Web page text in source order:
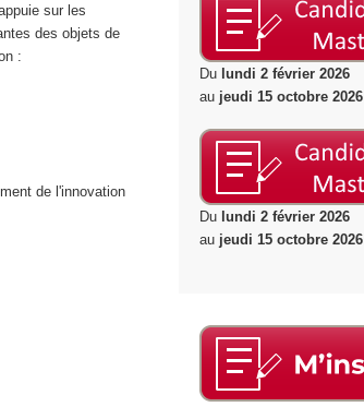
sur les
des objets de
:
de l'innovation
Du lundi 2 février 2026
au jeudi 15 octobre 2026
Du lundi 2 février 2026
au jeudi 15 octobre 2026